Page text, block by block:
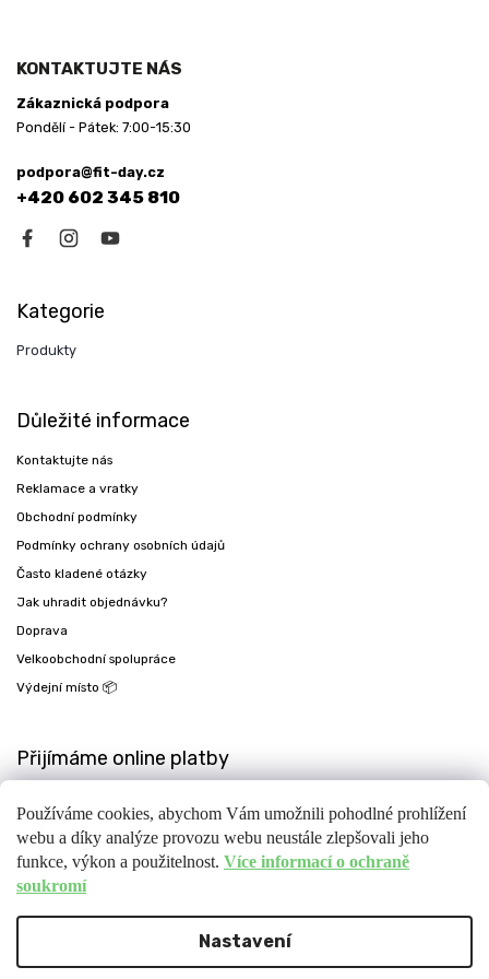
Používáme cookies, abychom Vám umožnili pohodlné prohlížení
webu a díky analýze provozu webu neustále zlepšovali jeho
funkce, výkon a použitelnost. Více informací o ochraně
soukromí
Nastavení
KONTAKTUJTE NÁS
Zákaznická podpora
Pondělí - Pátek: 7:00-15:30
podpora@fit-day.cz
+420 602 345 810
Kategorie
Produkty
Důležité informace
Kontaktujte nás
Reklamace a vratky
Obchodní podmínky
Podmínky ochrany osobních údajů
Často kladené otázky
Jak uhradit objednávku?
Doprava
Velkoobchodní spolupráce
Výdejní místo 📦
Přijímáme online platby
Fit-day. Všechna práva vyhrazena.
Upravit nastavení cookies